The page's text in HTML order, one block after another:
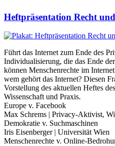
Heftpräsentation Recht
Führt das Internet zum Ende des
Individualisierung, die das Ende
können Menschenrechte im
wem gehört das Internet? Diesen
Vorstellung des aktuellen Heftes
Wissenschaft und Praxis.
Europe v. Facebook
Max Schrems | Privacy-Aktivist,
Demokratie v. Suchmaschinen
Iris Eisenberger | Universität Wien
Menschenrechte v. Online-